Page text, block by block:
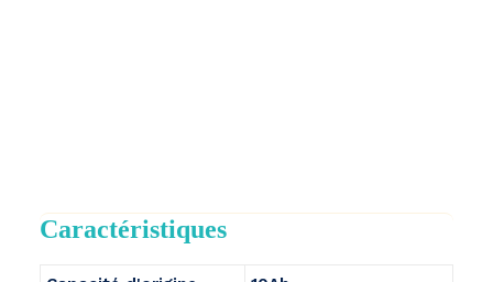
Caractéristiques